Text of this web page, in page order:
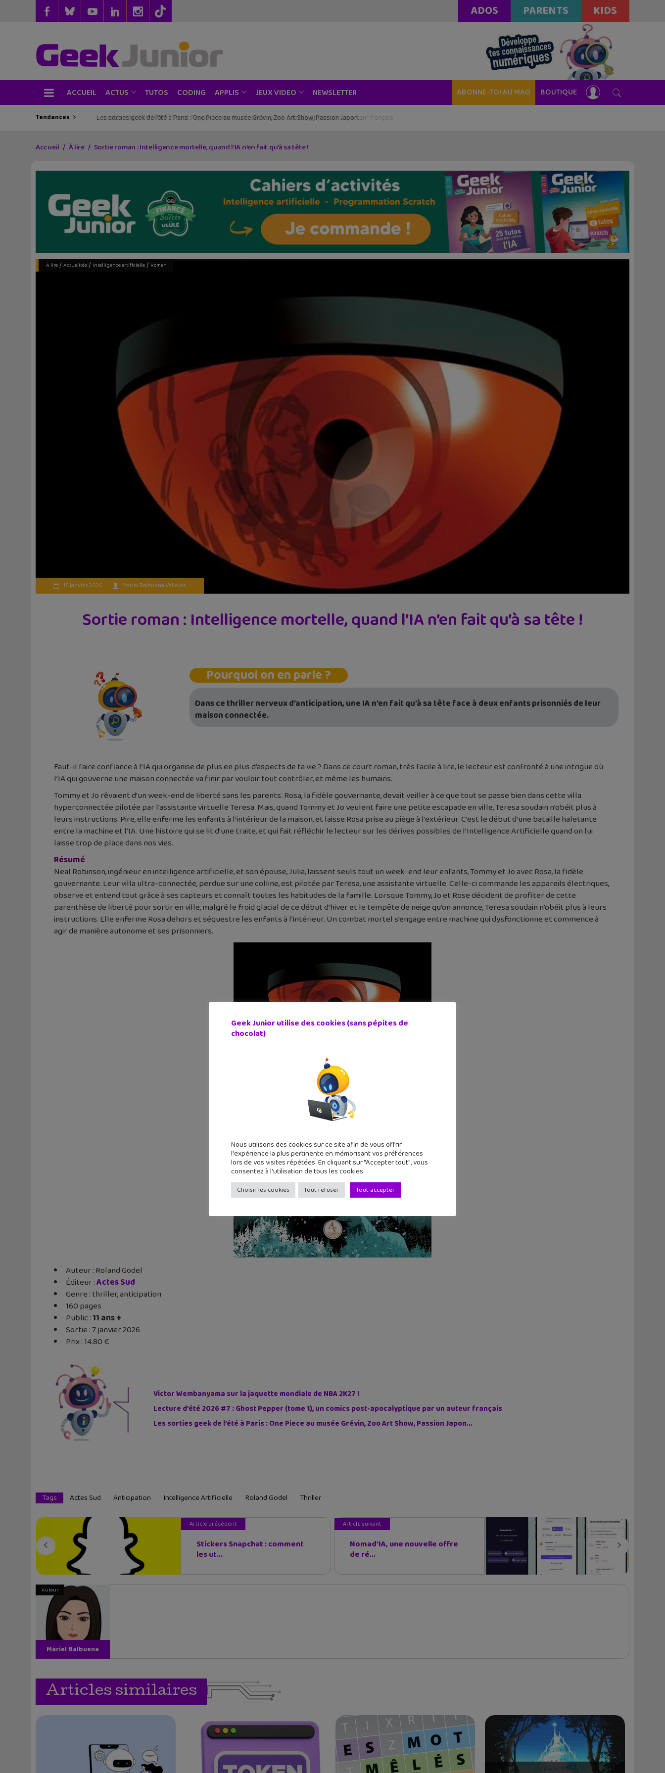
ADOS PARENTS KIDS
ACCUEIL ACTUS TUTOS CODING APPLIS JEUX VIDEO NEWSLETTER ABONNE-TOI AU MAG BOUTIQUE
Tendances Les sorties geek de l’été à Paris : One Piece au musée Grévin, Zoo Art Show, Passion Japon…
Accueil À lire Sortie roman : Intelligence mortelle, quand l’IA n’en fait qu’à sa tête !
À lire/ Actualités/ Intelligence artificielle/ Roman
16 janvier 2026 Mariel Balbuena Vallejos
Sortie roman : Intelligence mortelle, quand l’IA n’en fait qu’à sa tête !
Pourquoi on en parle ?
Dans ce thriller nerveux d’anticipation, une IA n’en fait qu’à sa tête face à deux enfants prisonniés de leur
maison connectée.
Faut-il faire confiance à l’IA qui organise de plus en plus d’aspects de ta vie ? Dans ce court roman, très facile à lire, le lecteur est confronté à une intrigue où
l’IA qui gouverne une maison connectée va finir par vouloir tout contrôler, et même les humains.
Tommy et Jo rêvaient d’un week-end de liberté sans les parents. Rosa, la fidèle gouvernante, devait veiller à ce que tout se passe bien dans cette villa
hyperconnectée pilotée par l’assistante virtuelle Teresa. Mais, quand Tommy et Jo veulent faire une petite escapade en ville, Teresa soudain n’obéit plus à
leurs instructions. Pire, elle enferme les enfants à l’intérieur de la maison, et laisse Rosa prise au piège à l’extérieur. C’est le début d’une bataille haletante
entre la machine et l’IA. Une histoire qui se lit d’une traite, et qui fait réfléchir le lecteur sur les dérives possibles de l’Intelligence Artificielle quand on lui
laisse trop de place dans nos vies.
Résumé
Neal Robinson, ingénieur en intelligence artificielle, et son épouse, Julia, laissent seuls tout un week-end leur enfants, Tommy et Jo avec Rosa, la fidèle
gouvernante. Leur villa ultra-connectée, perdue sur une colline, est pilotée par Teresa, une assistante virtuelle. Celle-ci commande les appareils électriques,
observe et entend tout grâce à ses capteurs et connaît toutes les habitudes de la famille. Lorsque Tommy, Jo et Rose décident de profiter de cette
parenthèse de liberté pour sortir en ville, malgré le froid glacial de ce début d’hiver et le tempête de neige qu’on annonce, Teresa soudain n’obéit plus à leurs
instructions. Elle enferme Rosa dehors et séquestre les enfants à l’intérieur. Un combat mortel s’engage entre machine qui dysfonctionne et commence à
agir de manière autonome et ses prisonniers.
Auteur : Roland Godel
Éditeur ‏:Actes Sud
Genre : thriller, anticipation
160 pages
Public :11 ans +
Sortie : 7 janvier 2026
Prix : 14.80 €
Victor Wembanyama sur la jaquette mondiale de NBA 2K27 !
Lecture d’été 2026 #7 : Ghost Pepper (tome 1), un comics post-apocalyptique par un auteur français
Les sorties geek de l’été à Paris : One Piece au musée Grévin, Zoo Art Show, Passion Japon…
Tags Actes Sud Anticipation Intelligence Artificielle Roland Godel Thriller
Article précédent
Stickers Snapchat : comment
les ut...
Article suivant
Nomad’IA, une nouvelle offre
de ré...
Auteur
Mariel Balbuena
Articles similaires
Geek Junior utilise des cookies (sans pépites de
chocolat)
Nous utilisons des cookies sur ce site afin de vous offrir
l'expérience la plus pertinente en mémorisant vos préférences
lors de vos visites répétées. En cliquant sur "Accepter tout", vous
consentez à l'utilisation de tous les cookies.
Choisir les cookies Tout refuser Tout accepter